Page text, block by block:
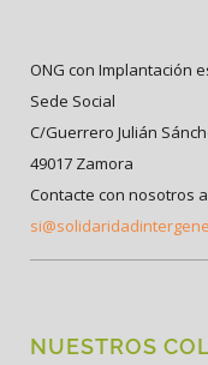
ONG con Implantación
Sede Social
C/Guerrero Julián
49017 Zamora
Contacte con nosotros
NUESTROS